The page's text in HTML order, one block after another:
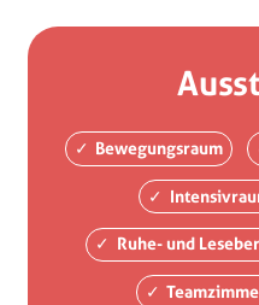
Bewegungsraum
Ruhe- und